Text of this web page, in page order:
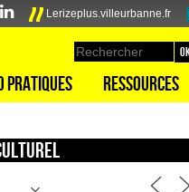
Lerizeplus.villeurbanne.fr
pratiques Ressources